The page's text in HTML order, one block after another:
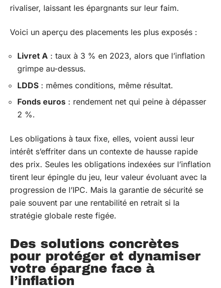
rivaliser, laissant les épargnants sur leur faim.
Voici un aperçu des placements les plus exposés :
Livret A : taux à 3 % en 2023, alors que l’inflation
grimpe au-dessus.
LDDS : mêmes conditions, même résultat.
Fonds euros : rendement net qui peine à dépasser
2 %.
Les obligations à taux fixe, elles, voient aussi leur
intérêt s’effriter dans un contexte de hausse rapide
des prix. Seules les obligations indexées sur l’inflation
tirent leur épingle du jeu, leur valeur évoluant avec la
progression de l’IPC. Mais la garantie de sécurité se
paie souvent par une rentabilité en retrait si la
stratégie globale reste figée.
Des solutions concrètes
pour protéger et dynamiser
votre épargne face à
l’inflation